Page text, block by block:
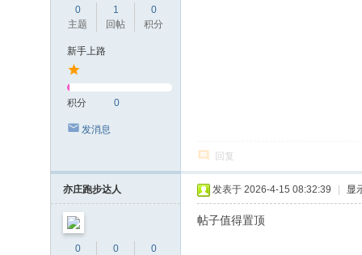
0
主题
1
回帖
0
积分
新手上路
积分 0
发消息
回复
亦庄跑步达人
0
0
0
发表于 2026-4-15 08:32:39 显
帖子值得置顶